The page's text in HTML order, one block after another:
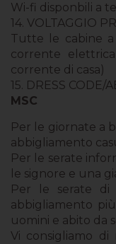
Wi-fi disponbili a
14. VOLTAGGIO
Tutte le cabine
corrente
corrente di casa)
15. DRESS CODE/
MSC
Per le giornate a
abbigliamento
Per le serate
le signore e una
Per le serate
abbigliamento
uomini e abito da
Vi consigliamo di